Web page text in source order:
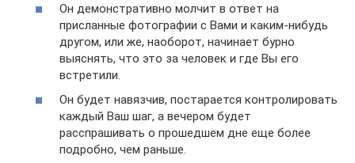
Он демонстративно молчит в ответ на
присланные фотографии с Вами и каким-нибудь
другом, или же, наоборот, начинает бурно
выяснять, что это за человек и где Вы его
встретили.
Он будет навязчив, постарается контролировать
каждый Ваш шаг, а вечером будет
расспрашивать о прошедшем дне еще более
подробно, чем раньше.